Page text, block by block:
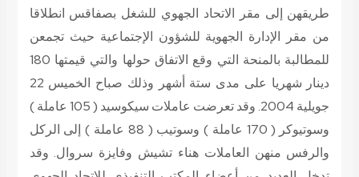
طريقهن إلى مقر الاتحاد الجهوي للشغل بصفاقس انطلاقا
من مقر الإدارة الجهوية للشؤون الإجتماعية حيث تجمعن
للمطالبة بالمنحة التي وقع الاتفاق حولها والتي قيمتها 180
دينار شهريا على مدى ستة أشهر وذلك صباح الخميس 22
جويلية 2004. وقد تعرضت عاملات سيكوسيد ( 105 عاملة )
وسوتيوكر ( 170 عاملة ) وسوتيب ( 88 عاملة ) إلى الركل
والرفس منهن العاملات هناء تشيش وفايزة سروال. وقد